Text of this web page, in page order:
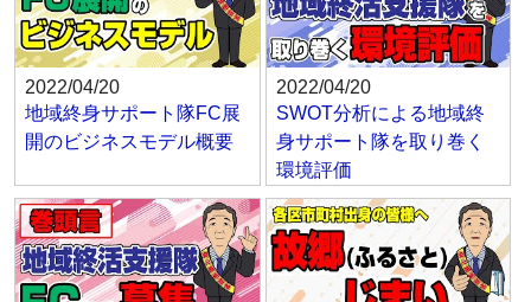
2022/04/20
地域終身サポート隊FC展
開のビジネスモデル概要
2022/04/20
SWOT分析による地域終
身サポート隊を取り巻く
環境評価